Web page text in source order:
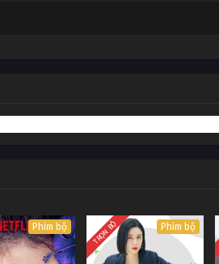
Phim bộ TRỌN BỘ Phim bộ